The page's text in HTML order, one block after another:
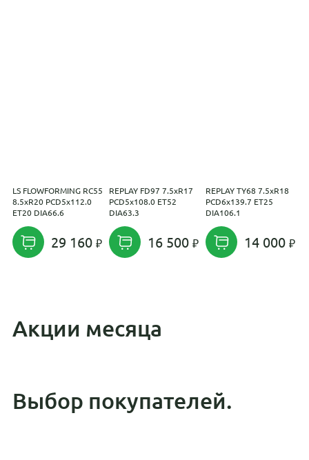
LS FLOWFORMING RC55
8.5xR20 PCD5x112.0
ET20 DIA66.6
29 160
REPLAY FD97 7.5xR17
PCD5x108.0 ET52
DIA63.3
16 500
REPLAY TY68 7.5xR18
PCD6x139.7 ET25
DIA106.1
14 000
Акции месяца
Выбор покупателей.